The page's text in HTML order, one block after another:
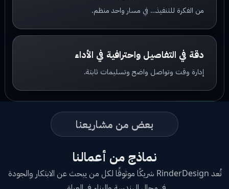
من الفكرة للتنفيذ… في مسار واحد منظم.
دقة في التفاصيل واحترافية في الأداء
إدارة وقت وتواصل واضح وتسليمات ثابتة.
بعض من مشاريعنا
نماذج من أعمالنا
تُعد RinderDesign شريكًا موثوقًا لكل من يبحث عن الابتكار والجودة